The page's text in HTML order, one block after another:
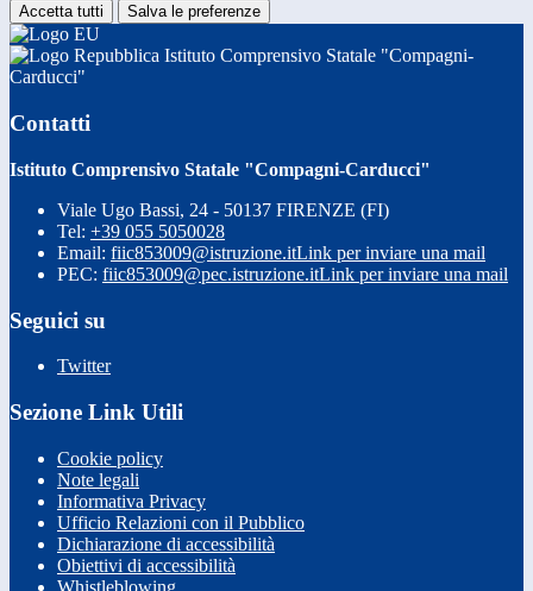
Accetta tutti Salva le preferenze
Istituto Comprensivo Statale "Compagni-
Carducci"
Contatti
Istituto Comprensivo Statale "Compagni-Carducci"
Viale Ugo Bassi, 24 - 50137 FIRENZE (FI)
Tel: +39 055 5050028
Email: fiic853009@istruzione.itLink per inviare una mail
PEC: fiic853009@pec.istruzione.itLink per inviare una mail
Seguici su
Twitter
Sezione Link Utili
Cookie policy
Note legali
Informativa Privacy
Ufficio Relazioni con il Pubblico
Dichiarazione di accessibilità
Obiettivi di accessibilità
Whistleblowing